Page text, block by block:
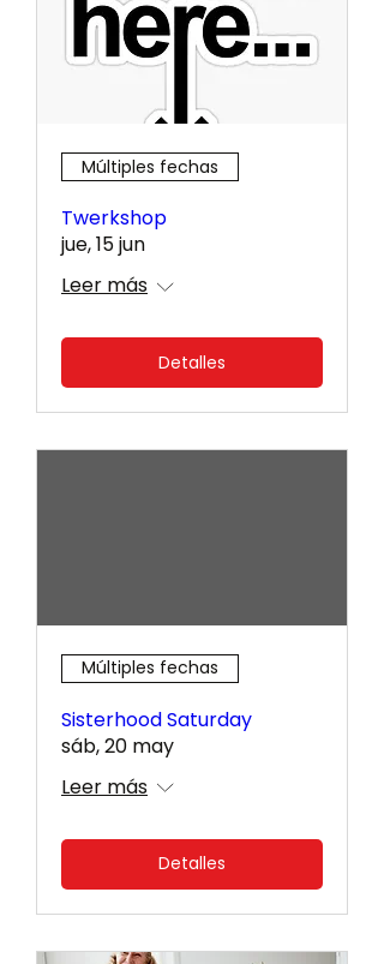
Múltiples fechas
Twerkshop
jue, 15 jun
Leer más
Detalles
Múltiples fechas
Sisterhood Saturday
sáb, 20 may
Leer más
Detalles